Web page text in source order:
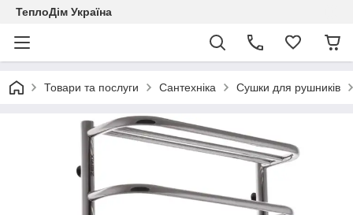
ТеплоДім Україна
Товари та послуги Сантехніка Сушки для рушників